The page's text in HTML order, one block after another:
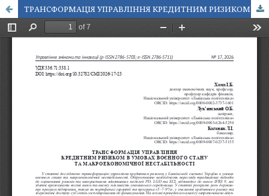
ТРАНСФОРМАЦІЯ УПРАВЛІННЯ КРЕДИТНИМ РИЗИКОМ В УМОВАХ ВОЄННОГО СТАНУ ТА МАКРОЕКОНОМІЧНОЇ НЕСТАБІЛЬНОСТІ